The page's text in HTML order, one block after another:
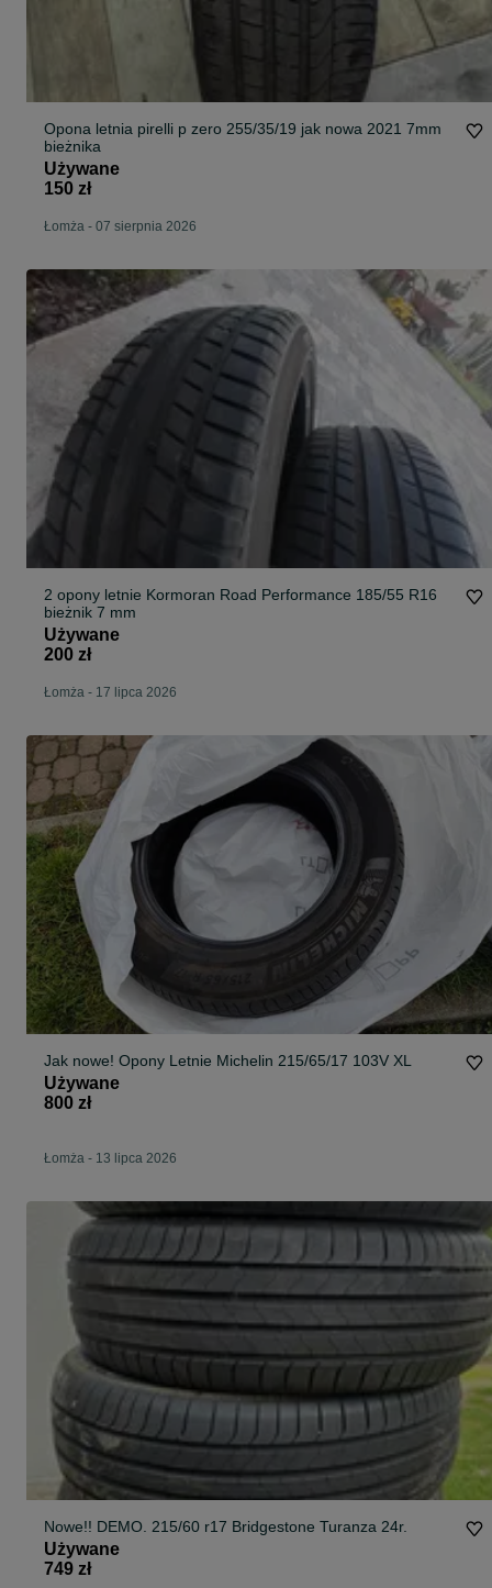
Opona letnia pirelli p zero 255/35/19 jak nowa 2021 7mm
bieżnika
Używane
150 zł
Łomża - 07 sierpnia 2026
2 opony letnie Kormoran Road Performance 185/55 R16
bieżnik 7 mm
Używane
200 zł
Łomża - 17 lipca 2026
Jak nowe! Opony Letnie Michelin 215/65/17 103V XL
Używane
800 zł
Łomża - 13 lipca 2026
Nowe!! DEMO. 215/60 r17 Bridgestone Turanza 24r.
Używane
749 zł